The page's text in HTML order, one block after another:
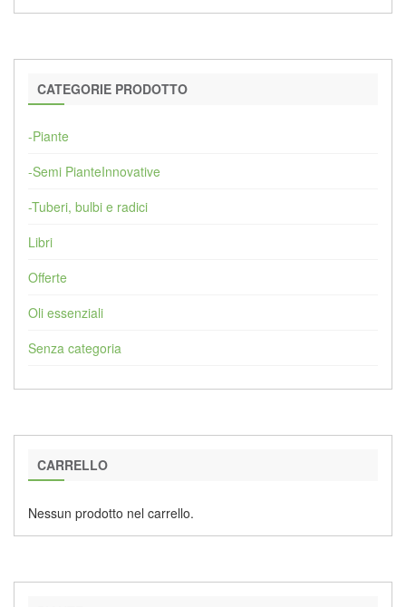
CATEGORIE PRODOTTO
-Piante
-Semi PianteInnovative
-Tuberi, bulbi e radici
Libri
Offerte
Oli essenziali
Senza categoria
CARRELLO
Nessun prodotto nel carrello.